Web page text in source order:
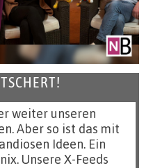
weiter unseren
Aber so ist das mit
Ideen. Ein
Unsere X-Feeds